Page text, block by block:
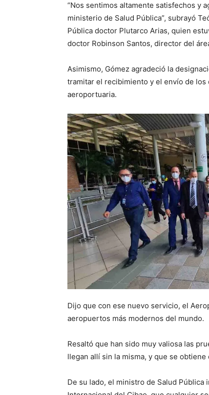
“Nos sentimos altamente satisfechos y
ministerio de Salud Pública”, subrayó
Pública doctor Plutarco Arias, quien
doctor Robinson Santos, director del
Asimismo, Gómez agradeció la
tramitar el recibimiento y el envío de
aeroportuaria.
Dijo que con ese nuevo servicio, el
aeropuertos más modernos del mundo.
Resaltó que han sido muy valiosa las
llegan allí sin la misma, y que se
De su lado, el ministro de Salud